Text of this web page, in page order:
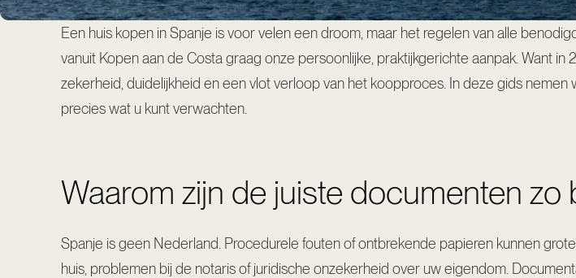
Een huis kopen in Spanje is voor velen een droom, maar het regelen van alle
vanuit Kopen aan de Costa graag onze persoonlijke, praktijkgerichte aanpak. Want
zekerheid, duidelijkheid en een vlot verloop van het koopproces. In deze gids
precies wat u kunt verwachten.
Waarom zijn de juiste documenten zo
Spanje is geen Nederland. Procedurele fouten of ontbrekende papieren kunnen
huis, problemen bij de notaris of juridische onzekerheid over uw eigendom.